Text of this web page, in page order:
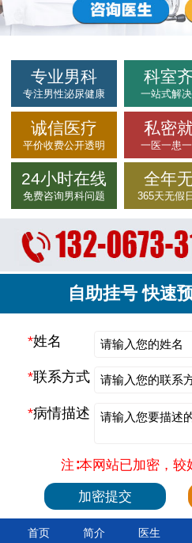
专业男科
专注男性泌尿健康
科室
一站式解
诚信医疗
平价收费公开透明
私密
一医一患
24小时在线
免费咨询男科问题
全年
365天无假
自助挂号 快速
*姓名
*联系方式
*病情描述
注∶本网站已加密，较
首页 简介 医生